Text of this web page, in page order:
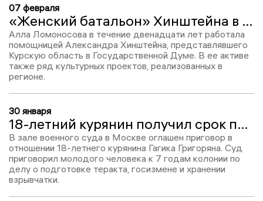
07 февраля
«Женский батальон» Хинштейна в Курске пополнила еще одна самарская помощница
Алла Ломоносова в течение двенадцати лет работала
помощницей Александра Хинштейна, представлявшего
Курскую область в Государственной Думе. В ее активе
также ряд культурных проектов, реализованных в
регионе.
30 января
18-летний курянин получил срок по обвинению в госизмене
В зале военного суда в Москве оглашен приговор в
отношении 18-летнего курянина Гагика Григоряна. Суд
приговорил молодого человека к 7 годам колонии по
делу о подготовке теракта, госизмене и хранении
взрывчатки.